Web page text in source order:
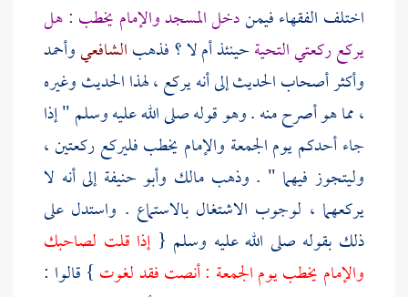
اختلف الفقهاء فيمندخل المسجد والإمام يخطب : هل
يركع ركعتي التحيةحينئذ أم لا ؟ فذهبالشافعيوأحمد
وأكثر أصحاب الحديث إلى أنه يركع ، لهذا الحديث وغيره
، مما هو أصرح منه . وهو قوله صلى الله عليه وسلم " إذا
جاء أحدكم يوم الجمعة والإمام يخطب فليركع ركعتين ،
وليتجوز فيهما " . وذهب مالك وأبو حنيفةإلى أنه لا
يركعهما ، لوجوب الاشتغال بالاستماع . واستدل على
ذلك بقوله صلى الله عليه وسلم {إذا قلت لصاحبك
والإمام يخطب يوم الجمعة : أنصت فقد لغوت } قالوا :